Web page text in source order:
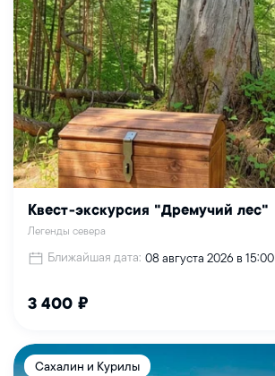
Квест-экскурсия "Дремучий лес"
Легенды севера
Ближайшая дата: 08 августа 2026 в 15:00
3 400 ₽
Сахалин и Курилы